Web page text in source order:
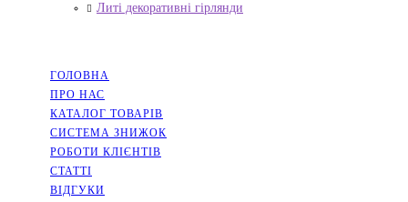
Литі декоративні гірлянди
ГОЛОВНА
ПРО НАС
КАТАЛОГ ТОВАРІВ
СИСТЕМА ЗНИЖОК
РОБОТИ КЛІЄНТІВ
СТАТТІ
ВІДГУКИ